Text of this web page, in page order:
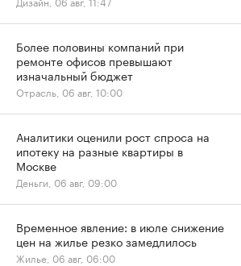
Более половины компаний при
ремонте офисов превышают
изначальный бюджет
Отрасль, 06 авг, 10:00
Аналитики оценили рост спроса на
ипотеку на разные квартиры в
Москве
Деньги, 06 авг, 09:00
Временное явление: в июле снижение
цен на жилье резко замедлилось
Жилье, 06 авг, 06:00